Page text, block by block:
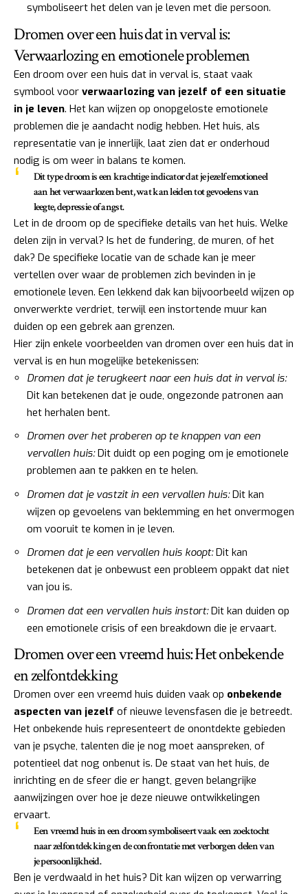
symboliseert het delen van je leven met die persoon.
Dromen over een huis dat in verval is:
Verwaarlozing en emotionele problemen
Een droom over een huis dat in verval is, staat vaak
symbool voor verwaarlozing van jezelf of een situatie
in je leven. Het kan wijzen op onopgeloste emotionele
problemen die je aandacht nodig hebben. Het huis, als
representatie van je innerlijk, laat zien dat er onderhoud
nodig is om weer in balans te komen.
Dit type droom is een krachtige indicator dat je jezelf emotioneel
aan het verwaarlozen bent, wat kan leiden tot gevoelens van
leegte, depressie of angst.
Let in de droom op de specifieke details van het huis. Welke
delen zijn in verval? Is het de fundering, de muren, of het
dak? De specifieke locatie van de schade kan je meer
vertellen over waar de problemen zich bevinden in je
emotionele leven. Een lekkend dak kan bijvoorbeeld wijzen op
onverwerkte verdriet, terwijl een instortende muur kan
duiden op een gebrek aan grenzen.
Hier zijn enkele voorbeelden van dromen over een huis dat in
verval is en hun mogelijke betekenissen:
Dromen dat je terugkeert naar een huis dat in verval is:
Dit kan betekenen dat je oude, ongezonde patronen aan
het herhalen bent.
Dromen over het proberen op te knappen van een
vervallen huis:Dit duidt op een poging om je emotionele
problemen aan te pakken en te helen.
Dromen dat je vastzit in een vervallen huis:Dit kan
wijzen op gevoelens van beklemming en het onvermogen
om vooruit te komen in je leven.
Dromen dat je een vervallen huis koopt:Dit kan
betekenen dat je onbewust een probleem oppakt dat niet
van jou is.
Dromen dat een vervallen huis instort:Dit kan duiden op
een emotionele crisis of een breakdown die je ervaart.
Dromen over een vreemd huis: Het onbekende
en zelfontdekking
Dromen over een vreemd huis duiden vaak op onbekende
aspecten van jezelf of nieuwe levensfasen die je betreedt.
Het onbekende huis representeert de onontdekte gebieden
van je psyche, talenten die je nog moet aanspreken, of
potentieel dat nog onbenut is. De staat van het huis, de
inrichting en de sfeer die er hangt, geven belangrijke
aanwijzingen over hoe je deze nieuwe ontwikkelingen
ervaart.
Een vreemd huis in een droom symboliseert vaak een zoektocht
naar zelfontdekking en de confrontatie met verborgen delen van
je persoonlijkheid.
Ben je verdwaald in het huis? Dit kan wijzen op verwarring